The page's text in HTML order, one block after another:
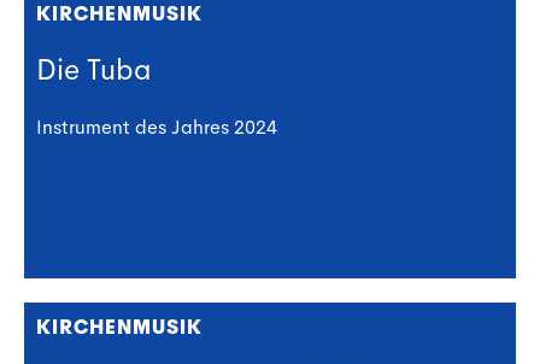
KIRCHENMUSIK
Die Tuba
Instrument des Jahres 2024
KIRCHENMUSIK